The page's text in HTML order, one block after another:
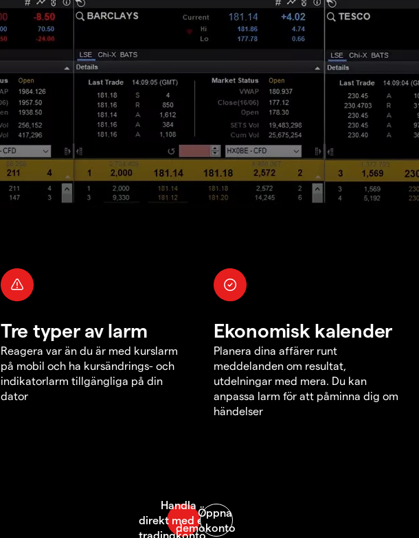
Tre typer av larm
Reagera var än du är med kurslarm
på mobil och ha kursändrings- och
indikatorlarm tillgängliga på din
dator
Ekonomisk kalender
Planera dina affärer runt
meddelanden om resultat,
utdelningar med mera. Du kan
anpassa larm för att påminna dig om
händelser